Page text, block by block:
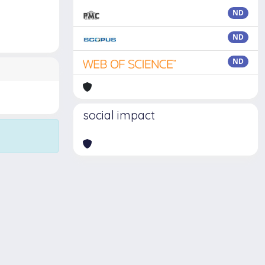
ND
ND
ND
social impact